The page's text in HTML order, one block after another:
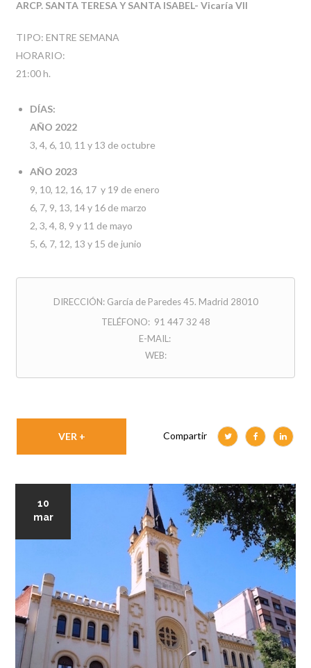
ARCP. SANTA TERESA Y SANTA ISABEL- Vicaría VII
TIPO: ENTRE SEMANA
HORARIO:
21:00 h.
DÍAS:
AÑO 2022
3, 4, 6, 10, 11 y 13 de octubre
AÑO 2023
9, 10, 12, 16, 17 y 19 de enero
6, 7, 9, 13, 14 y 16 de marzo
2, 3, 4, 8, 9 y 11 de mayo
5, 6, 7, 12, 13 y 15 de junio
DIRECCIÓN: García de Paredes 45. Madrid 28010
TELÉFONO: 91 447 32 48
E-MAIL:
WEB:
VER + Compartir
10
mar